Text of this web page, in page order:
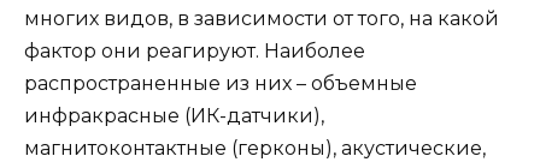
многих видов, в зависимости от того, на какой
фактор они реагируют. Наиболее
распространенные из них – объемные
инфракрасные (ИК-датчики),
магнитоконтактные (герконы), акустические,